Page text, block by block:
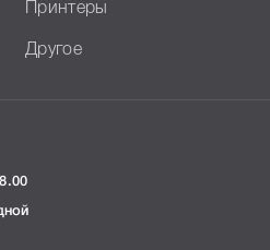
Принтеры
Другое